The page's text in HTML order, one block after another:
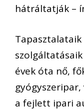
hátráltatják –
évek óta nő,
a fejlett ipari